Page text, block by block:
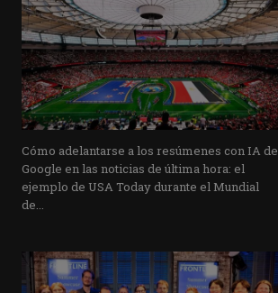
Cómo adelantarse a los resúmenes con IA de
Google en las noticias de última hora: el
ejemplo de USA Today durante el Mundial
de...